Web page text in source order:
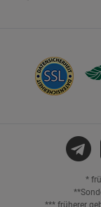
*
*** früherer